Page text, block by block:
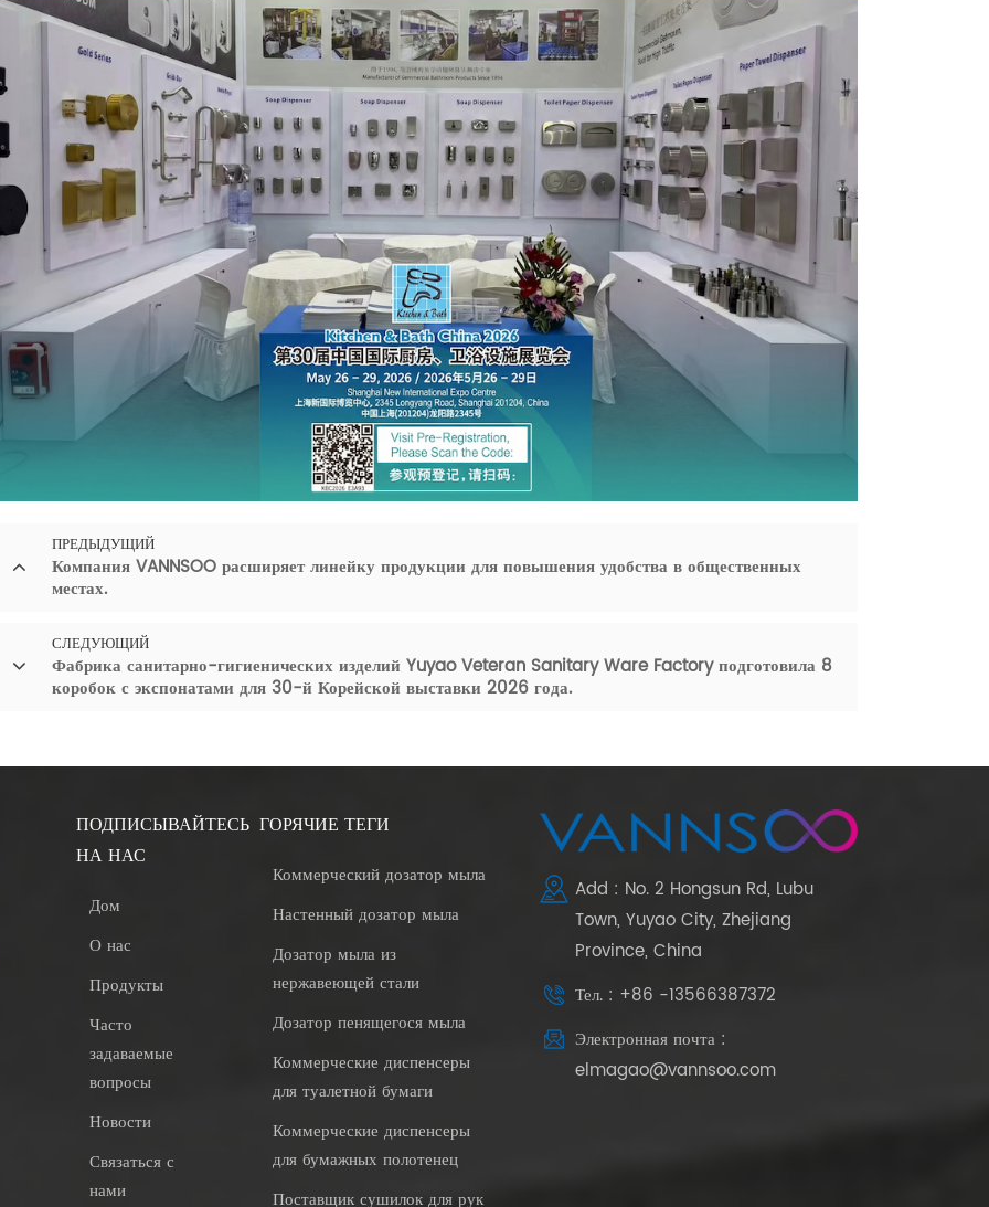
ПРЕДЫДУЩИЙ
Компания VANNSOO расширяет линейку продукции для повышения удобства в общественных
местах.
СЛЕДУЮЩИЙ
Фабрика санитарно-гигиенических изделий Yuyao Veteran Sanitary Ware Factory подготовила 8
коробок с экспонатами для 30-й Корейской выставки 2026 года.
ПОДПИСЫВАЙТЕСЬ
НА НАС
Дом
О нас
Продукты
Часто
задаваемые
вопросы
Новости
Связаться с
нами
ГОРЯЧИЕ ТЕГИ
Коммерческий дозатор мыла
Настенный дозатор мыла
Дозатор мыла из
нержавеющей стали
Дозатор пенящегося мыла
Коммерческие диспенсеры
для туалетной бумаги
Коммерческие диспенсеры
для бумажных полотенец
Поставщик сушилок для рук
Add : No. 2 Hongsun Rd, Lubu
Town, Yuyao City, Zhejiang
Province, China
Тел. : +86 -13566387372
Электронная почта :
elmagao@vannsoo.com